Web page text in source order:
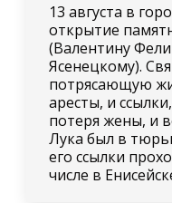
13 августа в
открытие
(Валентину
Ясенецкому).
потрясающую
аресты, и
потеря жены, и
Лука был в
его ссылки
числе в